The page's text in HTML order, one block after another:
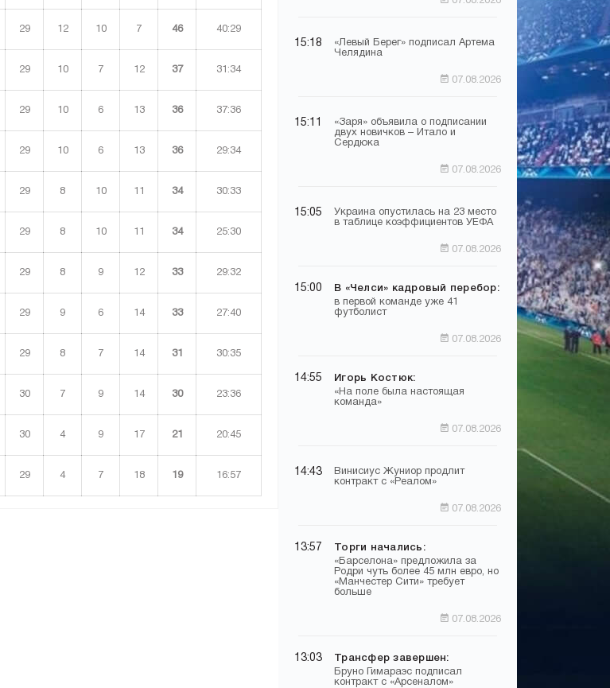
29 12 10 7 46 40:29
29 10 7 12 37 31:34
29 10 6 13 36 37:36
29 10 6 13 36 29:34
29 8 10 11 34 30:33
29 8 10 11 34 25:30
29 8 9 12 33 29:32
29 9 6 14 33 27:40
29 8 7 14 31 30:35
30 7 9 14 30 23:36
30 4 9 17 21 20:45
29 4 7 18 19 16:57
15:18
«Левый Берег» подписал Артема
Челядина
07.08.2026
15:11
«Заря» объявила о подписании
двух новичков – Итало и
Сердюка
07.08.2026
15:05
Украина опустилась на 23 место
в таблице коэффициентов УЕФА
07.08.2026
15:00 В «Челси» кадровый перебор:
в первой команде уже 41
футболист
07.08.2026
14:55 Игорь Костюк:
«На поле была настоящая
команда»
07.08.2026
14:43
Винисиус Жуниор продлит
контракт с «Реалом»
07.08.2026
13:57 Торги начались:
«Барселона» предложила за
Родри чуть более 45 млн евро, но
«Манчестер Сити» требует
больше
07.08.2026
13:03 Трансфер завершен:
Бруно Гимараэс подписал
контракт с «Арсеналом»